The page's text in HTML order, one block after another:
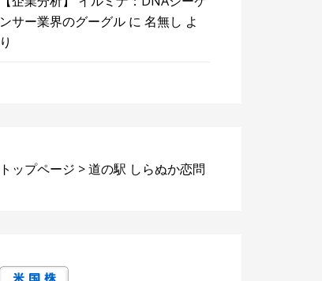
ンサー業界のグーグル に名無し よ
り
トップページ >道の駅 しらぬか恋問